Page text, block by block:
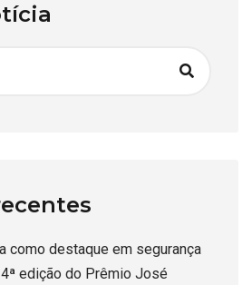
como destaque em segurança
edição do Prêmio José